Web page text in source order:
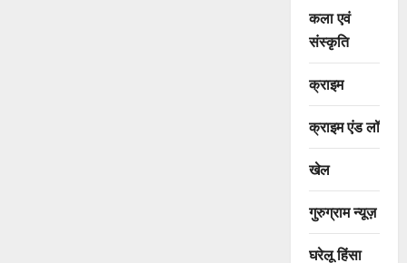
कला एवं
संस्कृति
क्राइम
क्राइम एंड लॉ
खेल
गुरुग्राम न्यूज़
घरेलू हिंसा